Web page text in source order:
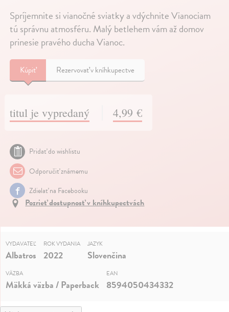
Spríjemnite si vianočné sviatky a vdýchnite Vianociam
tú správnu atmosféru. Malý betlehem vám až domov
prinesie pravého ducha Vianoc.
Kúpiť Rezervovať v kníhkupectve
titul je vypredaný 4,99 €
Pridať do wishlistu
Odporučiť známemu
Zdielať na Facebooku
Pozrieť dostupnosť v kníhkupectvách
VYDAVATEĽ
Albatros
ROK VYDANIA
2022
JAZYK
Slovenčina
VÄZBA
Mäkká väzba / Paperback
EAN
8594050434332